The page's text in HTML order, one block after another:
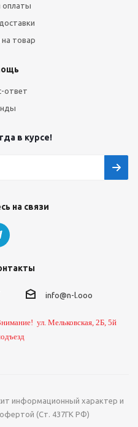
оплаты
на товар
ответ
в курсе!
на связи
info@n-l.ooo
ул. Мельковская, 2Б, 5й
информационный характер и
(Ст. 437ГК РФ)